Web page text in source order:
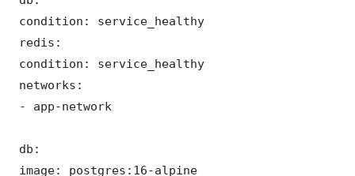
condition: service_healthy
redis:
condition: service_healthy
networks:
- app-network
db:
image: postgres:16-alpine